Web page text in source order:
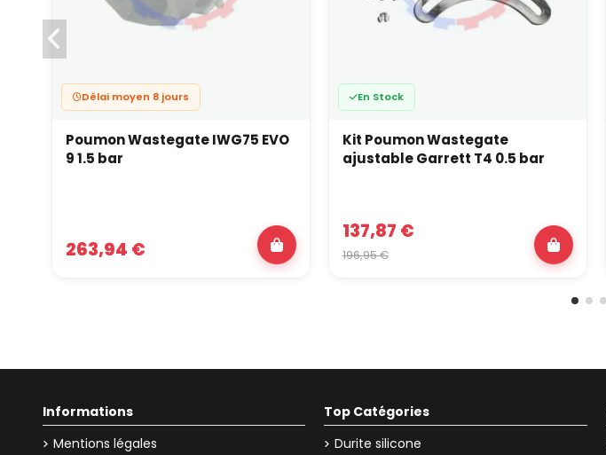
Délai moyen 8 jours
Poumon Wastegate IWG75 EVO
9 1.5 bar
263,94 €
En Stock
Kit Poumon Wastegate
ajustable Garrett T4 0.5 bar
137,87 €
196,95 €
Informations
Mentions légales
Top Catégories
Durite silicone